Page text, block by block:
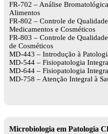
FR-702 – Análise
Alimentos
FR-802 – Controle de
Medicamentos e Cosméticos
FR-803 – Controle de
de Cosméticos
MD-443 – Introdução à
MD-544 – Fisiopatologia
MD-644 – Fisiopatologia
MD-758 – Atenção Integral à
Microbiologia em Patologia